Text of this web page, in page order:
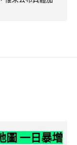
圖 一日暴增